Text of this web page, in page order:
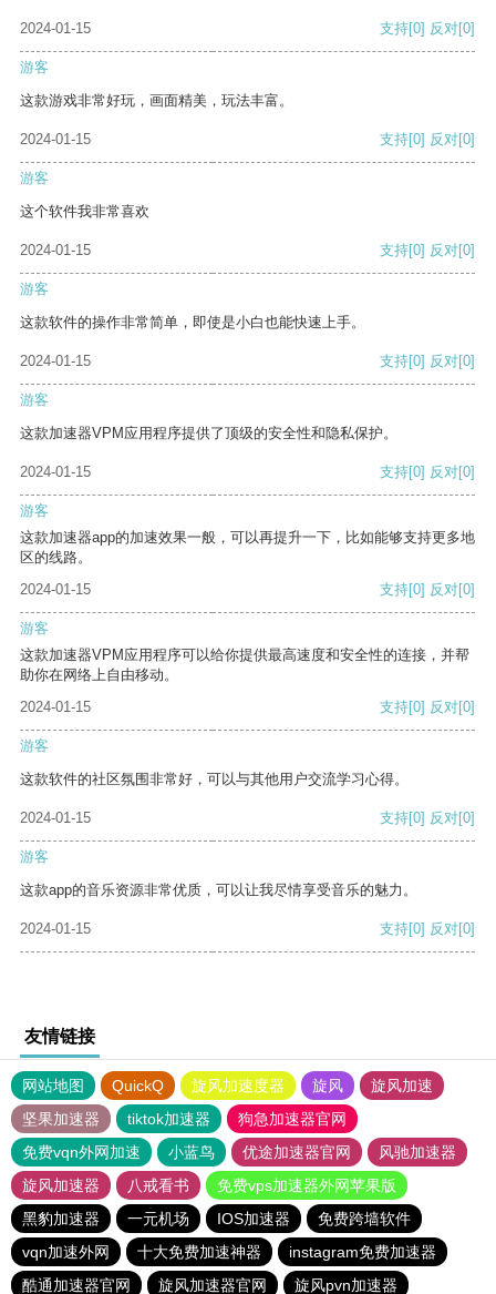
2024-01-15 支持[0] 反对[0]
游客
这款游戏非常好玩，画面精美，玩法丰富。
2024-01-15 支持[0] 反对[0]
游客
这个软件我非常喜欢
2024-01-15 支持[0] 反对[0]
游客
这款软件的操作非常简单，即使是小白也能快速上手。
2024-01-15 支持[0] 反对[0]
游客
这款加速器VPM应用程序提供了顶级的安全性和隐私保护。
2024-01-15 支持[0] 反对[0]
游客
这款加速器app的加速效果一般，可以再提升一下，比如能够支持更多地
区的线路。
2024-01-15
支持[0] 反对[0]
游客
这款加速器VPM应用程序可以给你提供最高速度和安全性的连接，并帮
助你在网络上自由移动。
2024-01-15
支持[0] 反对[0]
游客
这款软件的社区氛围非常好，可以与其他用户交流学习心得。
2024-01-15 支持[0] 反对[0]
游客
这款app的音乐资源非常优质，可以让我尽情享受音乐的魅力。
2024-01-15 支持[0] 反对[0]
友情链接
网站地图 QuickQ 旋风加速度器 旋风
旋风加速
坚果加速器
tiktok加速器
狗急加速器官网
免费vqn外网加速
小蓝鸟 优途加速器官网
风驰加速器
旋风加速器
八戒看书
免费vps加速器外网苹果版
黑豹加速器
一元机场 IOS加速器
免费跨墙软件
vqn加速外网
十大免费加速神器
instagram免费加速器
酷通加速器官网
旋风加速器官网 旋风pvn加速器